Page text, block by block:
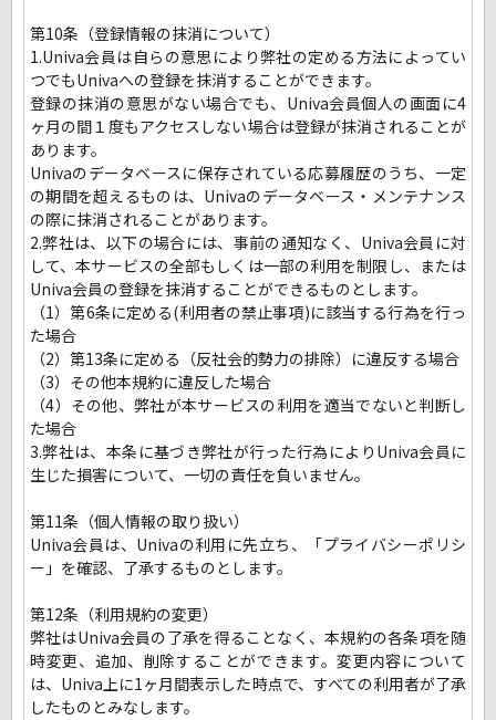
第10条（登録情報の抹消について）
1.Univa会員は自らの意思により弊社の定める方法によってい
つでもUnivaへの登録を抹消することができます。
登録の抹消の意思がない場合でも、Univa会員個人の画面に4
ヶ月の間１度もアクセスしない場合は登録が抹消されることが
あります。
Univaのデータベースに保存されている応募履歴のうち、一定
の期間を超えるものは、Univaのデータベース・メンテナンス
の際に抹消されることがあります。
2.弊社は、以下の場合には、事前の通知なく、Univa会員に対
して、本サービスの全部もしくは一部の利用を制限し、または
Univa会員の登録を抹消することができるものとします。
（1）第6条に定める(利用者の禁止事項)に該当する行為を行っ
た場合
（2）第13条に定める（反社会的勢力の排除）に違反する場合
（3）その他本規約に違反した場合
（4）その他、弊社が本サービスの利用を適当でないと判断し
た場合
3.弊社は、本条に基づき弊社が行った行為によりUniva会員に
生じた損害について、一切の責任を負いません。
第11条（個人情報の取り扱い）
Univa会員は、Univaの利用に先立ち、「プライバシーポリシ
ー」を確認、了承するものとします。
第12条（利用規約の変更）
弊社はUniva会員の了承を得ることなく、本規約の各条項を随
時変更、追加、削除することができます。変更内容について
は、Univa上に1ヶ月間表示した時点で、すべての利用者が了承
したものとみなします。